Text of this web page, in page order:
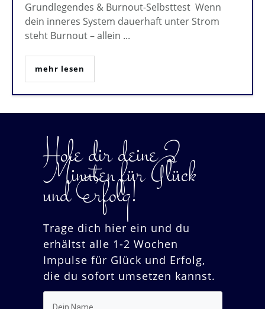
Grundlegendes & Burnout-Selbsttest Wenn
dein inneres System dauerhaft unter Strom
steht Burnout – allein ...
mehr lesen
Hole dir deine 2
Minuten für Glück
und Erfolg!
Trage dich hier ein und du
erhältst alle 1-2 Wochen
Impulse für Glück und Erfolg,
die du sofort umsetzen kannst.